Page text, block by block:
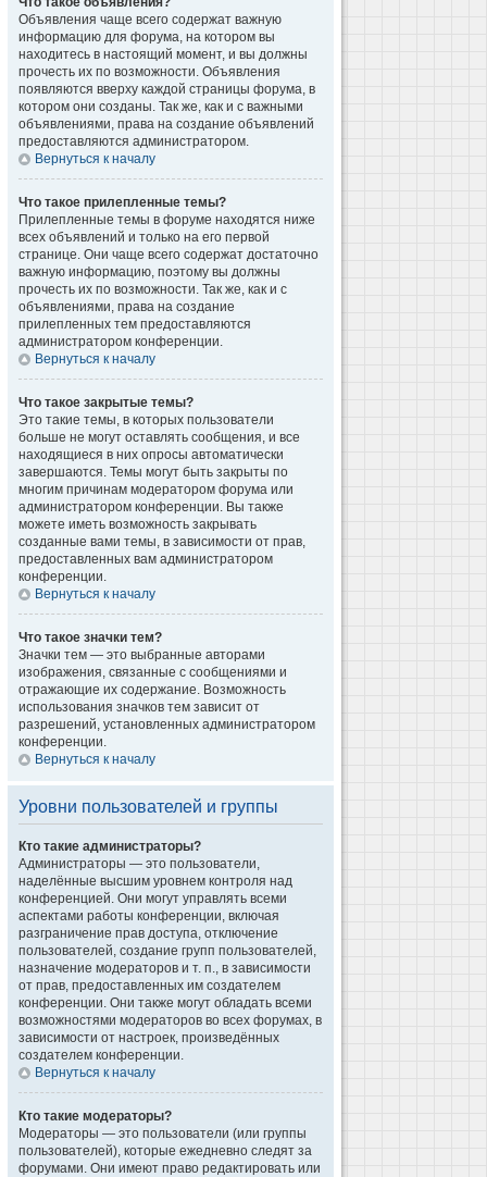
Объявления чаще всего содержат важную
информацию для форума, на котором вы
находитесь в настоящий момент, и вы должны
прочесть их по возможности. Объявления
появляются вверху каждой страницы форума, в
котором они созданы. Так же, как и с важными
объявлениями, права на создание объявлений
предоставляются администратором.
Вернуться к началу
Что такое прилепленные темы?
Прилепленные темы в форуме находятся ниже
всех объявлений и только на его первой
странице. Они чаще всего содержат достаточно
важную информацию, поэтому вы должны
прочесть их по возможности. Так же, как и с
объявлениями, права на создание
прилепленных тем предоставляются
администратором конференции.
Вернуться к началу
Что такое закрытые темы?
Это такие темы, в которых пользователи
больше не могут оставлять сообщения, и все
находящиеся в них опросы автоматически
завершаются. Темы могут быть закрыты по
многим причинам модератором форума или
администратором конференции. Вы также
можете иметь возможность закрывать
созданные вами темы, в зависимости от прав,
предоставленных вам администратором
конференции.
Вернуться к началу
Что такое значки тем?
Значки тем — это выбранные авторами
изображения, связанные с сообщениями и
отражающие их содержание. Возможность
использования значков тем зависит от
разрешений, установленных администратором
конференции.
Вернуться к началу
Уровни пользователей и группы
Кто такие администраторы?
Администраторы — это пользователи,
наделённые высшим уровнем контроля над
конференцией. Они могут управлять всеми
аспектами работы конференции, включая
разграничение прав доступа, отключение
пользователей, создание групп пользователей,
назначение модераторов и т. п., в зависимости
от прав, предоставленных им создателем
конференции. Они также могут обладать всеми
возможностями модераторов во всех форумах, в
зависимости от настроек, произведённых
создателем конференции.
Вернуться к началу
Кто такие модераторы?
Модераторы — это пользователи (или группы
пользователей), которые ежедневно следят за
форумами. Они имеют право редактировать или